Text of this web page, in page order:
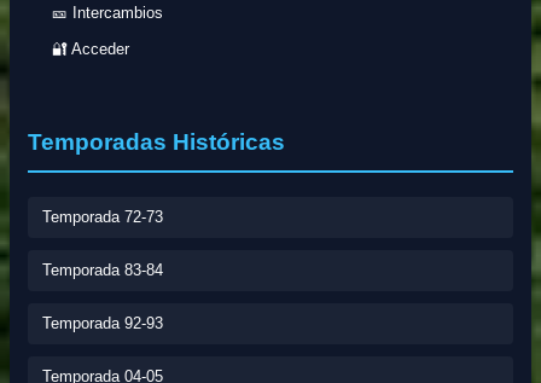
🎫 Intercambios
🔐 Acceder
Temporadas Históricas
Temporada 72-73
Temporada 83-84
Temporada 92-93
Temporada 04-05